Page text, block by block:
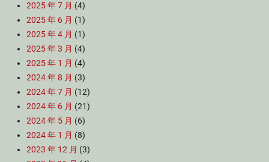
2025 年 7 月 (4)
2025 年 6 月 (1)
2025 年 4 月 (1)
2025 年 3 月 (4)
2025 年 1 月 (4)
2024 年 8 月 (3)
2024 年 7 月 (12)
2024 年 6 月 (21)
2024 年 5 月 (6)
2024 年 1 月 (8)
2023 年 12 月 (3)